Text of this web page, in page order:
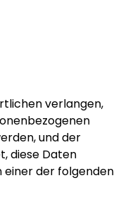
verlangen,
und der
diese Daten
einer der folgenden